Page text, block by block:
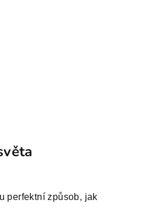
perfektní způsob, jak